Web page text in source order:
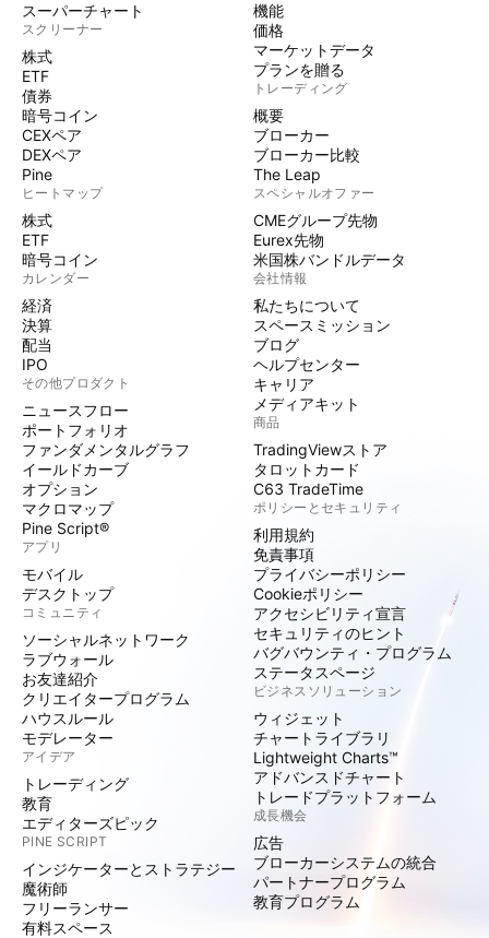
スーパーチャート
スクリーナー
株式
ETF
債券
暗号コイン
CEXペア
DEXペア
Pine
ヒートマップ
株式
ETF
暗号コイン
カレンダー
経済
決算
配当
IPO
その他プロダクト
ニュースフロー
ポートフォリオ
ファンダメンタルグラフ
イールドカーブ
オプション
マクロマップ
Pine Script®
アプリ
モバイル
デスクトップ
コミュニティ
ソーシャルネットワーク
ラブウォール
お友達紹介
クリエイタープログラム
ハウスルール
モデレーター
アイデア
トレーディング
教育
エディターズピック
PINE SCRIPT
インジケーターとストラテジー
魔術師
フリーランサー
有料スペース
機能
価格
マーケットデータ
プランを贈る
トレーディング
概要
ブローカー
ブローカー比較
The Leap
スペシャルオファー
CMEグループ先物
Eurex先物
米国株バンドルデータ
会社情報
私たちについて
スペースミッション
ブログ
ヘルプセンター
キャリア
メディアキット
商品
TradingViewストア
タロットカード
C63 TradeTime
ポリシーとセキュリティ
利用規約
免責事項
プライバシーポリシー
Cookieポリシー
アクセシビリティ宣言
セキュリティのヒント
バグバウンティ・プログラム
ステータスページ
ビジネスソリューション
ウィジェット
チャートライブラリ
Lightweight Charts™
アドバンスドチャート
トレードプラットフォーム
成長機会
広告
ブローカーシステムの統合
パートナープログラム
教育プログラム